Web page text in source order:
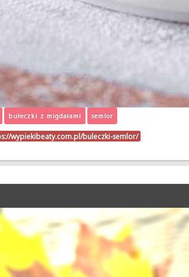
bułeczki z migdałami semlor
wypiekibeaty.com.pl/buleczki-semlor/